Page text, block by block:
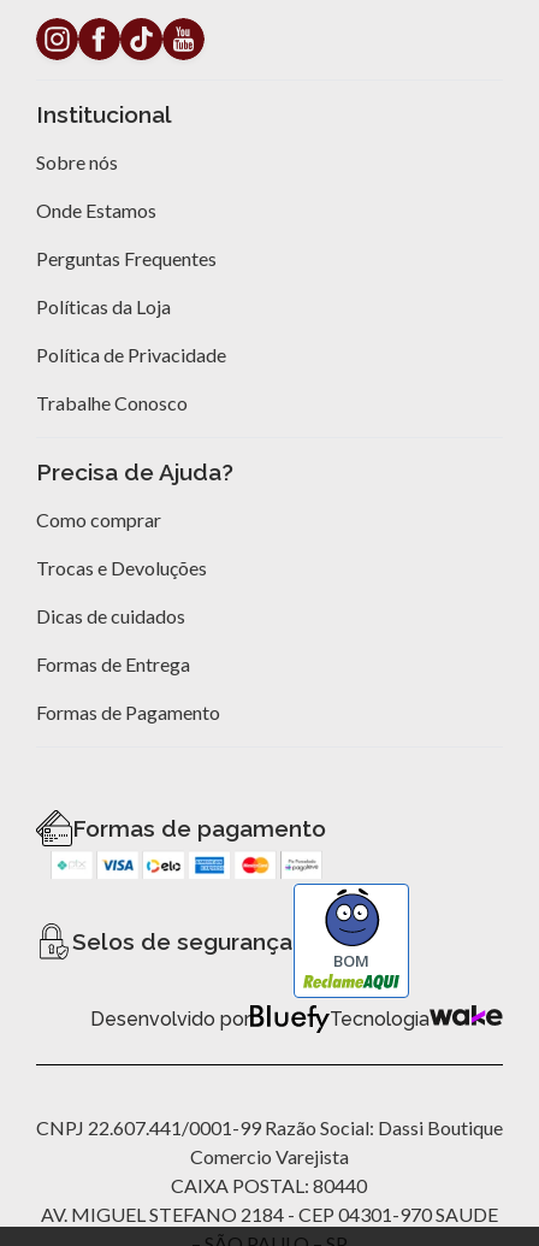
Institucional
Sobre nós
Onde Estamos
Perguntas Frequentes
Políticas da Loja
Política de Privacidade
Trabalhe Conosco
Precisa de Ajuda?
Como comprar
Trocas e Devoluções
Dicas de cuidados
Formas de Entrega
Formas de Pagamento
Formas de pagamento
Selos de segurança
BOM
Desenvolvido por Tecnologia
CNPJ 22.607.441/0001-99 Razão Social: Dassi Boutique
Comercio Varejista
CAIXA POSTAL: 80440
AV. MIGUEL STEFANO 2184 - CEP 04301-970 SAUDE